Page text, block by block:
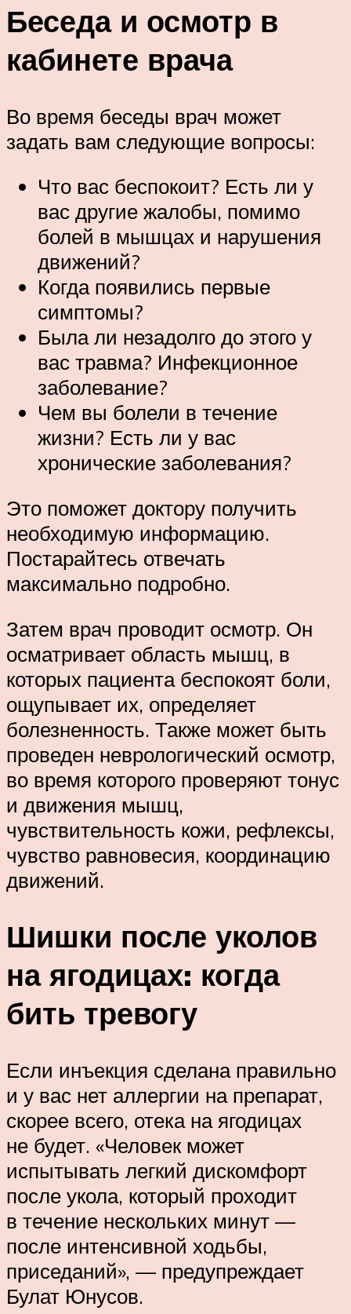
Беседа и осмотр в
кабинете врача
Во время беседы врач может
задать вам следующие вопросы:
Что вас беспокоит? Есть ли у
вас другие жалобы, помимо
болей в мышцах и нарушения
движений?
Когда появились первые
симптомы?
Была ли незадолго до этого у
вас травма? Инфекционное
заболевание?
Чем вы болели в течение
жизни? Есть ли у вас
хронические заболевания?
Это поможет доктору получить
необходимую информацию.
Постарайтесь отвечать
максимально подробно.
Затем врач проводит осмотр. Он
осматривает область мышц, в
которых пациента беспокоят боли,
ощупывает их, определяет
болезненность. Также может быть
проведен неврологический осмотр,
во время которого проверяют тонус
и движения мышц,
чувствительность кожи, рефлексы,
чувство равновесия, координацию
движений.
Шишки после уколов
на ягодицах: когда
бить тревогу
Если инъекция сделана правильно
и у вас нет аллергии на препарат,
скорее всего, отека на ягодицах
не будет. «Человек может
испытывать легкий дискомфорт
после укола, который проходит
в течение нескольких минут —
после интенсивной ходьбы,
приседаний», — предупреждает
Булат Юнусов.